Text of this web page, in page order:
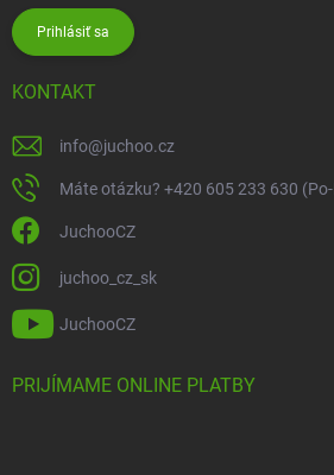
Prihlásiť sa
KONTAKT
info@juchoo.cz
Máte otázku? +420 605 233 630
JuchooCZ
juchoo_cz_sk
JuchooCZ
PRIJÍMAME ONLINE PLATBY